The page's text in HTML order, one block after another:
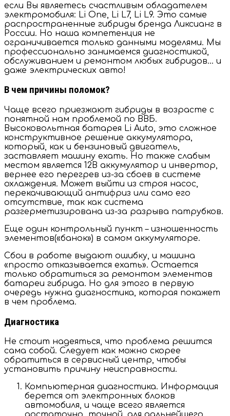
если Вы являетесь счастливым обладателем
электромобиля: Li One, Li L7, Li L9. Это самые
распространенные гибриды бренда Ликсианг в
России. Но наша компетенция не
ограничивается только данными моделями. Мы
профессионально занимаемся диагностикой,
обслуживанием и ремонтом любых гибридов… и
даже электрических авто!
В чем причины поломок?
Чаще всего приезжают гибриды в возрасте с
понятной нам проблемой по ВВБ.
Высоковольтная батарея Li Auto, это сложное
конструктивное решение аккумулятора,
который, как и бензиновый двигатель,
заставляет машину ехать. Но также слабым
местом является 12В аккумулятор и инвертор,
вернее его перегрев из-за сбоев в системе
охлаждения. Может выйти из строя насос,
перекачивающий антифриз или само его
отсутствие, так как система
разгерметизирована из-за разрыва патрубков.
Еще один контрольный пункт – изношенность
элементов(«банок») в самом аккумуляторе.
Сбои в работе выдают ошибку, и машина
«просто отказывается ехать». Остается
только обратиться за ремонтом элементов
батареи гибрида. Но для этого в первую
очередь нужна диагностика, которая покажет
в чем проблема.
Диагностика
Не стоит надеяться, что проблема решится
сама собой. Следует как можно скорее
обратиться в сервисный центр, чтобы
установить причину неисправности.
Компьютерная диагностика. Информация
берется от электронных блоков
автомобиля, и чаще всего является